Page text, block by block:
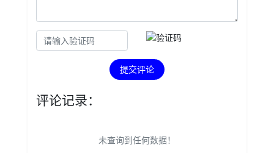
提交评论
评论记录：
未查询到任何数据！